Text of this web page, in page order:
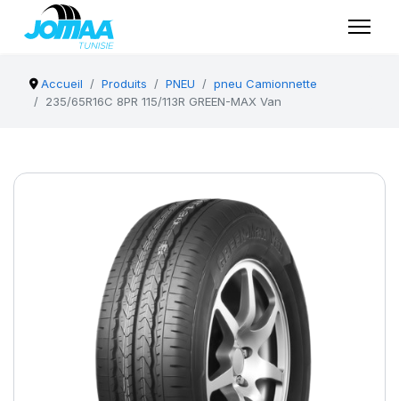
Accueil Produits PNEU
pneu Camionnette
235/65R16C 8PR 115/113R GREEN-MAX Van